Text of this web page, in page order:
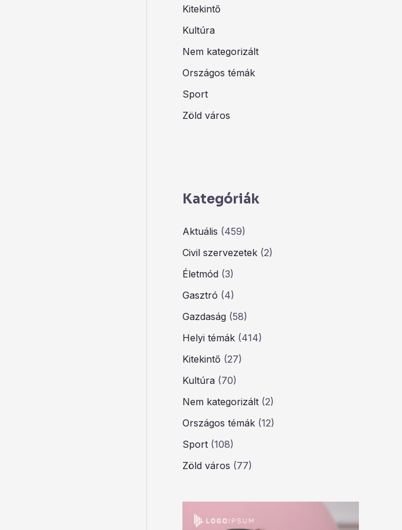
Kitekintő
Kultúra
Nem kategorizált
Országos témák
Sport
Zöld város
Kategóriák
Aktuális (459)
Civil szervezetek (2)
Életmód (3)
Gasztró (4)
Gazdaság (58)
Helyi témák (414)
Kitekintő (27)
Kultúra (70)
Nem kategorizált (2)
Országos témák (12)
Sport (108)
Zöld város (77)